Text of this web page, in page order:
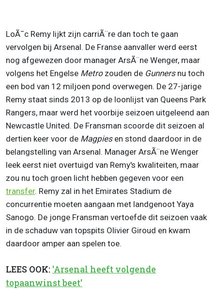
LoÃ¯c Remy lijkt zijn carriÃ¨re dan toch te gaan
vervolgen bij Arsenal. De Franse aanvaller werd eerst
nog afgewezen door manager ArsÃ¨ne Wenger, maar
volgens het Engelse Metrozouden de Gunnersnu toch
een bod van 12 miljoen pond overwegen. De 27-jarige
Remy staat sinds 2013 op de loonlijst van Queens Park
Rangers, maar werd het voorbije seizoen uitgeleend aan
Newcastle United. De Fransman scoorde dit seizoen al
dertien keer voor de Magpiesen stond daardoor in de
belangstelling van Arsenal. Manager ArsÃ¨ne Wenger
leek eerst niet overtuigd van Remy's kwaliteiten, maar
zou nu toch groen licht hebben gegeven voor een
transfer. Remy zal in het Emirates Stadium de
concurrentie moeten aangaan met landgenoot Yaya
Sanogo. De jonge Fransman vertoefde dit seizoen vaak
in de schaduw van topspits Olivier Giroud en kwam
daardoor amper aan spelen toe.
LEES OOK: 'Arsenal heeft volgende
topaanwinst beet'